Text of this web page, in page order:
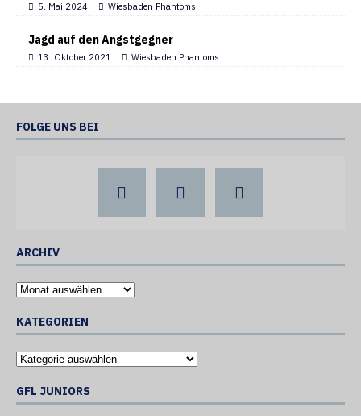
5. Mai 2024 Wiesbaden Phantoms
Jagd auf den Angstgegner
13. Oktober 2021 Wiesbaden Phantoms
FOLGE UNS BEI
ARCHIV
KATEGORIEN
GFL JUNIORS